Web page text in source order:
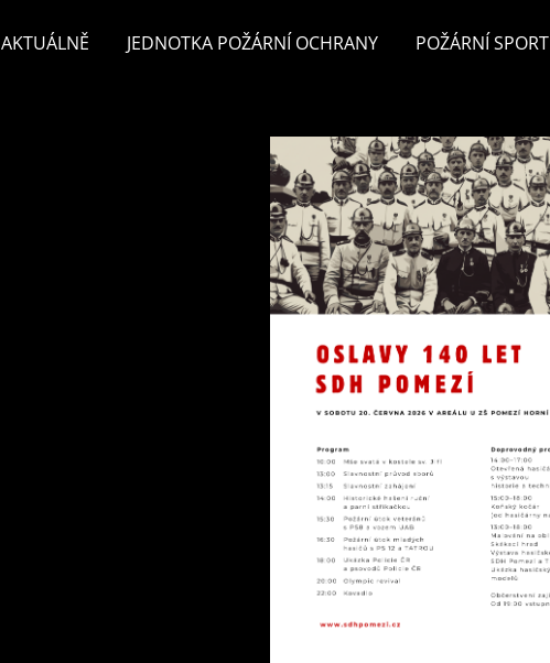
AKTUÁLNĚ JEDNOTKA POŽÁRNÍ OCHRANY POŽÁRNÍ SPORT